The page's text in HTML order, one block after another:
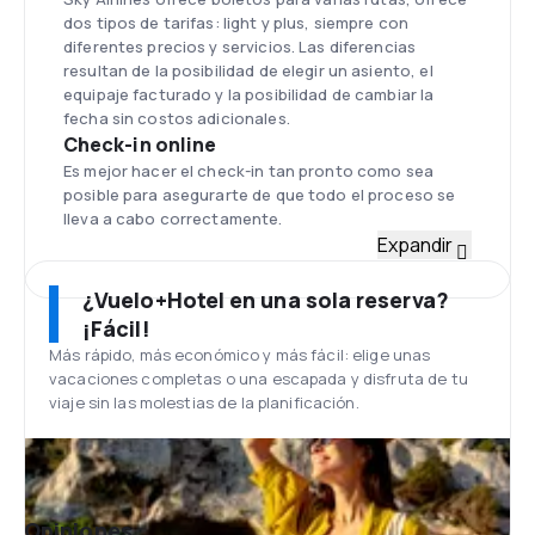
dos tipos de tarifas: light y plus, siempre con
diferentes precios y servicios. Las diferencias
resultan de la posibilidad de elegir un asiento, el
equipaje facturado y la posibilidad de cambiar la
fecha sin costos adicionales.
Check-in online
Es mejor hacer el check-in tan pronto como sea
posible para asegurarte de que todo el proceso se
lleva a cabo correctamente.
alrededor de 15 aviones de modelos Airbus A320 y
Airbus A319, provistos con tecnología de punta,
para el 2018 renovación de flota Airbus 310 neo.
Aeropuerto Arturo Merino Benítez
El aeropuerto Arturo Merino Benítez se encuentra a
unos 17 km al noroeste de la capital chilena
Santiago. Tiene dos terminales ubicados en el
mismo edificio y para que el movimiento entre ellos
no cause problemas es que posee pasillos ,
ascensores y rastreadores especiales.
Expandir
¿Vuelo+Hotel en una sola reserva?
¡Fácil!
Más rápido, más económico y más fácil: elige unas
vacaciones completas o una escapada y disfruta de tu
viaje sin las molestias de la planificación.